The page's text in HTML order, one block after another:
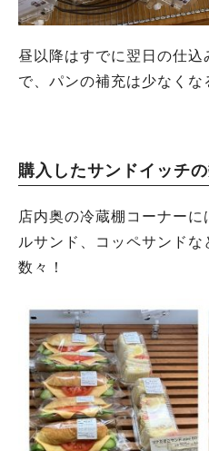
昼以降はすでに翌日の仕込
で、パンの補充は少なくな
購入したサンドイッチの
店内奥の冷蔵棚コーナー
ルサンド、コッペサンド
数々！